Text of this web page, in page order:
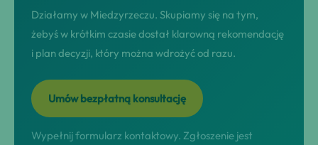
Działamy w Miedzyrzeczu. Skupiamy się na tym,
żebyś w krótkim czasie dostał klarowną rekomendację
i plan decyzji, który można wdrożyć od razu.
Umów bezpłatną konsultację
Wypełnij formularz kontaktowy. Zgłoszenie jest